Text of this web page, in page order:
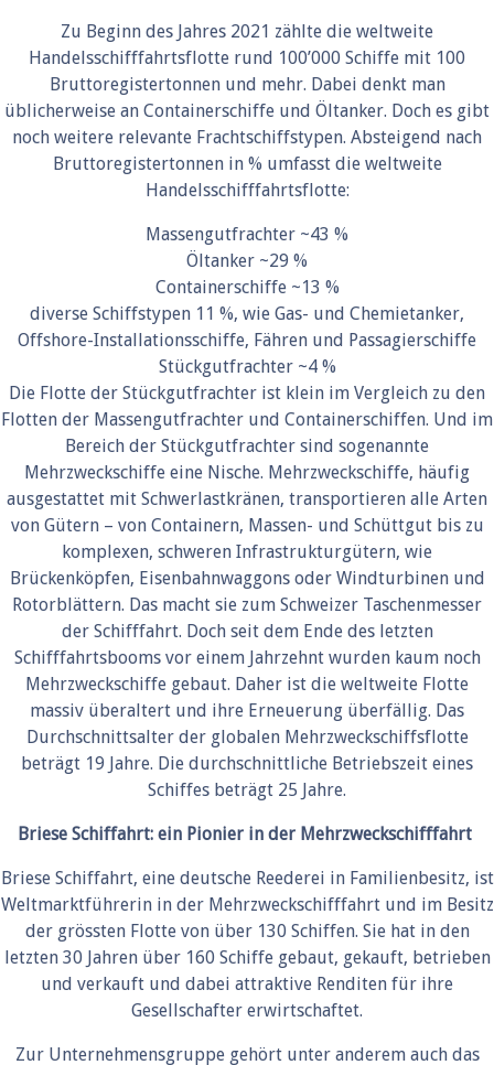
Zu Beginn des Jahres 2021 zählte die weltweite
Handelsschifffahrtsflotte rund 100’000 Schiffe mit 100
Bruttoregistertonnen und mehr. Dabei denkt man
üblicherweise an Containerschiffe und Öltanker. Doch es gibt
noch weitere relevante Frachtschiffstypen. Absteigend nach
Bruttoregistertonnen in % umfasst die weltweite
Handelsschifffahrtsflotte:
Massengutfrachter ~43 %
Öltanker ~29 %
Containerschiffe ~13 %
diverse Schiffstypen 11 %, wie Gas- und Chemietanker,
Offshore-Installationsschiffe, Fähren und Passagierschiffe
Stückgutfrachter ~4 %
Die Flotte der Stückgutfrachter ist klein im Vergleich zu den
Flotten der Massengutfrachter und Containerschiffen. Und im
Bereich der Stückgutfrachter sind sogenannte
Mehrzweckschiffe eine Nische. Mehrzweckschiffe, häufig
ausgestattet mit Schwerlastkränen, transportieren alle Arten
von Gütern – von Containern, Massen- und Schüttgut bis zu
komplexen, schweren Infrastrukturgütern, wie
Brückenköpfen, Eisenbahnwaggons oder Windturbinen und
Rotorblättern. Das macht sie zum Schweizer Taschenmesser
der Schifffahrt. Doch seit dem Ende des letzten
Schifffahrtsbooms vor einem Jahrzehnt wurden kaum noch
Mehrzweckschiffe gebaut. Daher ist die weltweite Flotte
massiv überaltert und ihre Erneuerung überfällig. Das
Durchschnittsalter der globalen Mehrzweckschiffsflotte
beträgt 19 Jahre. Die durchschnittliche Betriebszeit eines
Schiffes beträgt 25 Jahre.
Briese Schiffahrt: ein Pionier in der Mehrzweckschifffahrt
Briese Schiffahrt, eine deutsche Reederei in Familienbesitz, ist
Weltmarktführerin in der Mehrzweckschifffahrt und im Besitz
der grössten Flotte von über 130 Schiffen. Sie hat in den
letzten 30 Jahren über 160 Schiffe gebaut, gekauft, betrieben
und verkauft und dabei attraktive Renditen für ihre
Gesellschafter erwirtschaftet.
Zur Unternehmensgruppe gehört unter anderem auch das